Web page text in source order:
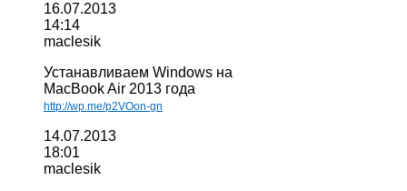
16.07.2013
14:14
maclesik
Устанавливаем Windows на
MacBook Air 2013 года
http://wp.me/p2VOon-gn
14.07.2013
18:01
maclesik